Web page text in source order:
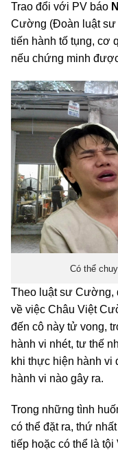
Trao đổi với PV báo
Cường (Đoàn luật sư
tiến hành tố tụng, cơ
nếu chứng minh
Có thể
Theo luật sư Cường,
về việc Châu Việt
đến cô này tử vong,
hành vi nhét, tư thế
khi thực hiện hành vi
hành vi nào gây ra.
Trong những tình
có thể đặt ra, thứ
tiếp hoặc có thể là